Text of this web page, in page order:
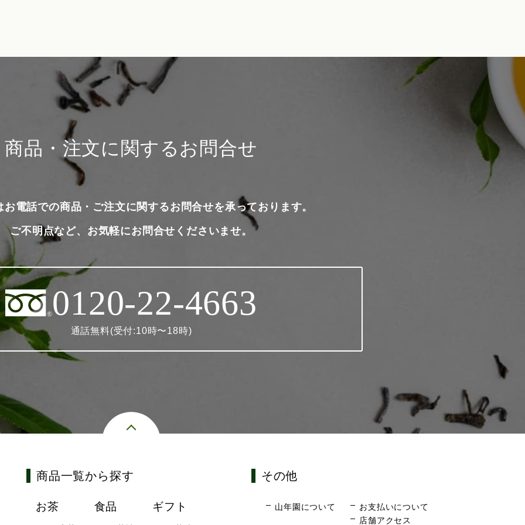
商品・注文に関するお問合せ
お電話での商品・ご注文に関するお問合せを承っております。
ご不明点など、お気軽にお問合せくださいませ。
0120-22-4663
通話無料(受付:10時〜18時)
商品一覧から探す
お茶 食品 ギフト
その他
山年園について
お支払いについて
店舗アクセス